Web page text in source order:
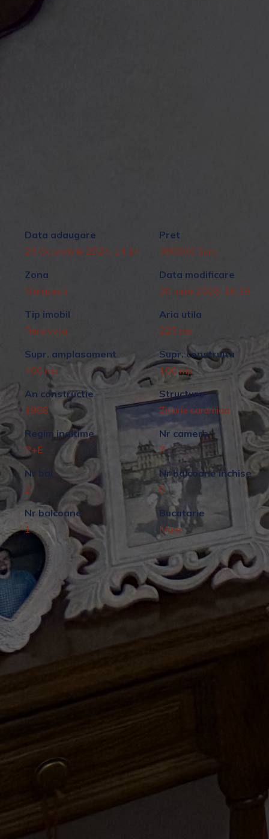
Data adaugare
25 Octombrie 2024, 14:14
Pret
360000 Euro
Zona
Marasesti
Data modificare
30 Iunie 2026, 16:39
Tip imobil
Renovata
Aria utila
225 mp
Supr. amplasament
400 mp
Supr. construita
100 mp
An constructie
1988
Structura
Zidarie caramida
Regim inaltime
P+E
Nr camere
7
Nr bai
2
Nr balcoane inchise
0
Nr balcoane
1
Bucatarie
Mare
Descriere
Casa individuala renovata, construita din caramida pe o
camere , baie; etaj: 3 camere, baie si balcon; podul este
2016. Incalzirea cu centrala termica pe gaz. Casa se
mobilata si utilata. Curtea este amenajata cu foisor si
pentru gratar, livada cu pomi fructiferi pe rod.